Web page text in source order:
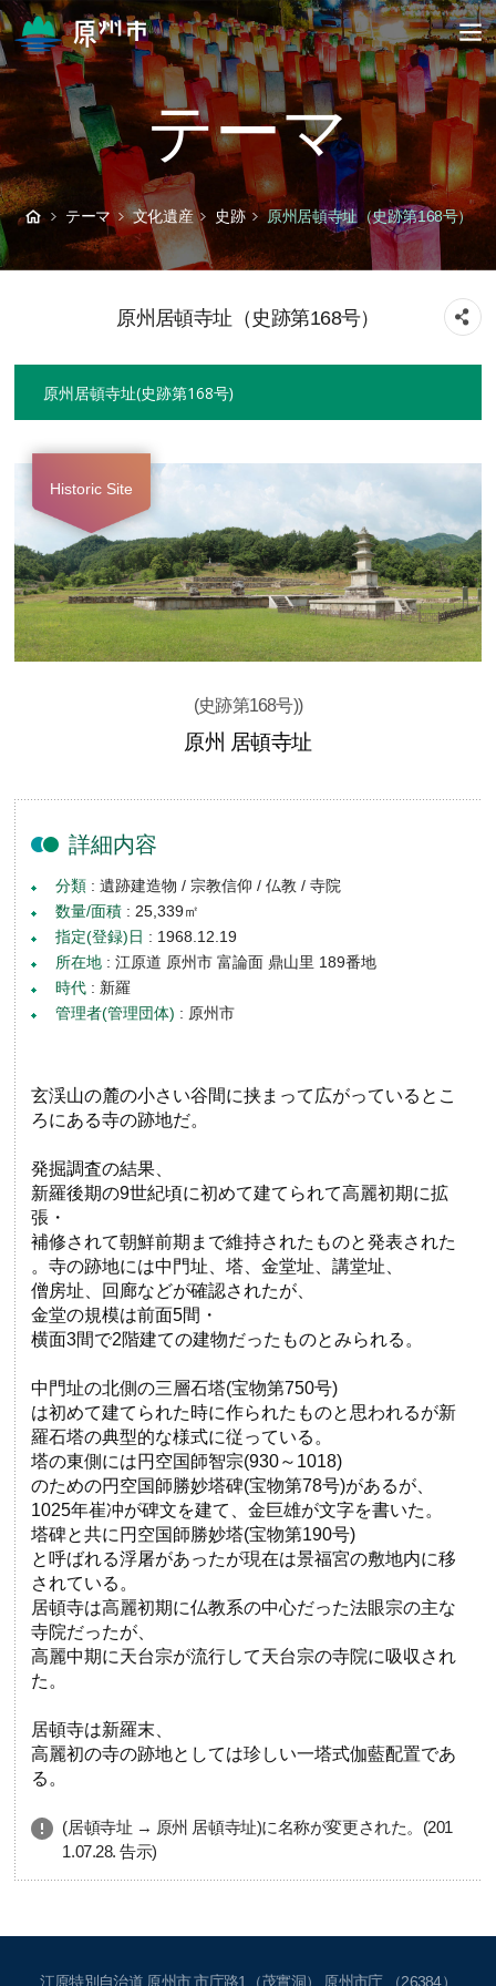
テーマ
テーマ 文化遺産 史跡 原州居頓寺址（史跡第168号）
原州居頓寺址（史跡第168号）
原州居頓寺址（史跡第168号）
Historic Site
(史跡第168号))
原州 居頓寺址
詳細内容
分類 : 遺跡建造物 / 宗教信仰 / 仏教 / 寺院
数量/面積 : 25,339㎡
指定(登録)日 : 1968.12.19
所在地 : 江原道 原州市 富論面 鼎山里 189番地
時代 : 新羅
管理者(管理団体) : 原州市
玄渓山の麓の小さい谷間に挟まって広がっているとこ
ろにある寺の跡地だ。
発掘調査の結果、
新羅後期の9世紀頃に初めて建てられて高麗初期に拡
張・
補修されて朝鮮前期まで維持されたものと発表された
。寺の跡地には中門址、塔、金堂址、講堂址、
僧房址、回廊などが確認されたが、
金堂の規模は前面5間・
横面3間で2階建ての建物だったものとみられる。
中門址の北側の三層石塔(宝物第750号)
は初めて建てられた時に作られたものと思われるが新
羅石塔の典型的な様式に従っている。
塔の東側には円空国師智宗(930～1018)
のための円空国師勝妙塔碑(宝物第78号)があるが、
1025年崔冲が碑文を建て、金巨雄が文字を書いた。
塔碑と共に円空国師勝妙塔(宝物第190号)
と呼ばれる浮屠があったが現在は景福宮の敷地内に移
されている。
居頓寺は高麗初期に仏教系の中心だった法眼宗の主な
寺院だったが、
高麗中期に天台宗が流行して天台宗の寺院に吸収され
た。
居頓寺は新羅末、
高麗初の寺の跡地としては珍しい一塔式伽藍配置であ
る。
(居頓寺址 → 原州 居頓寺址)に名称が変更された。(201
1.07.28. 告示)
江原特別自治道 原州市 市庁路1（茂實洞） 原州市庁 （26384）